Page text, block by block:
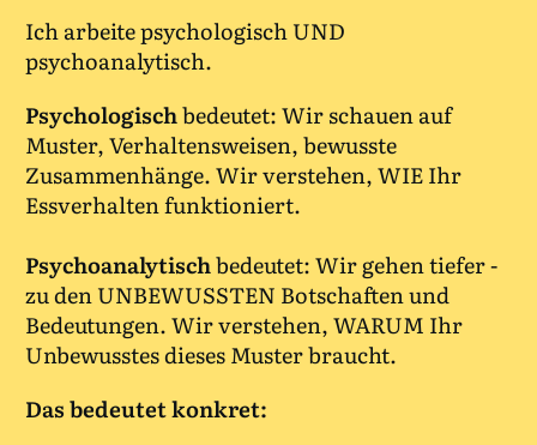
Ich arbeite psychologisch UND
psychoanalytisch.
Psychologischbedeutet: Wir schauen auf
Muster, Verhaltensweisen, bewusste
Zusammenhänge. Wir verstehen, WIE Ihr
Essverhalten funktioniert.
Psychoanalytischbedeutet: Wir gehen tiefer -
zu den UNBEWUSSTEN Botschaften und
Bedeutungen. Wir verstehen, WARUM Ihr
Unbewusstes dieses Muster braucht.
Das bedeutet konkret: